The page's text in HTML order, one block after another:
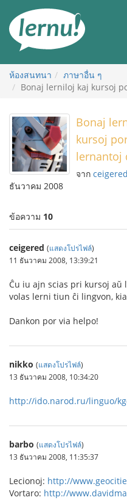
สารบัญ
ห้องสนทนา
ภาษาอื่น ๆ
Bonaj lerniloj kaj kursoj
Bonaj
kursoj
lernantoj
จาก ceigered
ธันวาคม 2008
ข้อความ 10
ceigered (แสดงโปรไฟล์)
11 ธันวาคม 2008, 13:39:21
Ĉu iu ajn scias pri kursoj
volas lerni tiun ĉi lingvon,
Dankon por via helpo!
nikko (แสดงโปรไฟล์)
13 ธันวาคม 2008, 10:34:20
http://ido.narod.ru/linguo/
barbo (แสดงโปรไฟล์)
13 ธันวาคม 2008, 11:35:37
Lecionoj: http://
Vortaro: http://